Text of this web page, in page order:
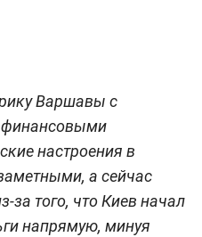
Варшавы с
финансовыми
настроения в
а сейчас
за того, что Киев начал
напрямую, минуя